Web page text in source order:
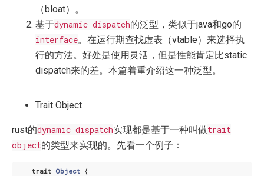
（bloat）。
基于dynamic dispatch的泛型，类似于java和go的
interface。在运行期查找虚表（vtable）来选择执
行的方法。好处是使用灵活，但是性能肯定比static
dispatch来的差。本篇着重介绍这一种泛型。
Trait Object
rust的dynamic dispatch实现都是基于一种叫做trait
object的类型来实现的。先看一个例子：
trait Object {